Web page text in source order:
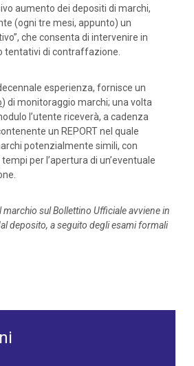
aumento dei depositi di marchi,
(ogni tre mesi, appunto) un
che consenta di intervenire in
tentativi di contraffazione.
esperienza, fornisce un
) di monitoraggio marchi; una volta
l’utente riceverà, a cadenza
un REPORT nel quale
potenzialmente simili, con
per l’apertura di un’eventuale
sul Bollettino Ufficiale avviene in
deposito, a seguito degli esami formali